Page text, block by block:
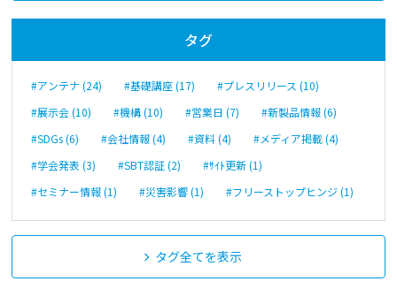
タグ
#アンテナ (24) #基礎講座 (17)
#プレスリリース (10)
#展示会 (10)
#機構 (10) #営業日 (7)
#新製品情報 (6)
#SDGs (6)
#会社情報 (4) #資料 (4)
#メディア掲載 (4)
#学会発表 (3)
#SBT認証 (2)
#ｻｲﾄ更新 (1)
#セミナー情報 (1)
#災害影響 (1) #フリーストップヒンジ (1)
タグ全てを表示